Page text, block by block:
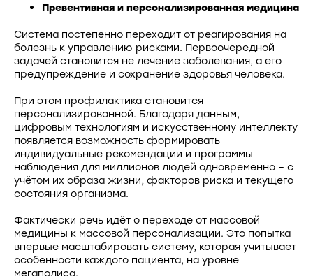
Превентивная и персонализированная медицина
Система постепенно переходит от реагирования на
болезнь к управлению рисками. Первоочередной
задачей становится не лечение заболевания, а его
предупреждение и сохранение здоровья человека.
При этом профилактика становится
персонализированной. Благодаря данным,
цифровым технологиям и искусственному интеллекту
появляется возможность формировать
индивидуальные рекомендации и программы
наблюдения для миллионов людей одновременно – с
учётом их образа жизни, факторов риска и текущего
состояния организма.
Фактически речь идёт о переходе от массовой
медицины к массовой персонализации. Это попытка
впервые масштабировать систему, которая учитывает
особенности каждого пациента, на уровне
мегаполиса.